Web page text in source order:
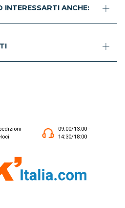
INTERESSARTI ANCHE:
09:00/13:00 -
14:30/18:00